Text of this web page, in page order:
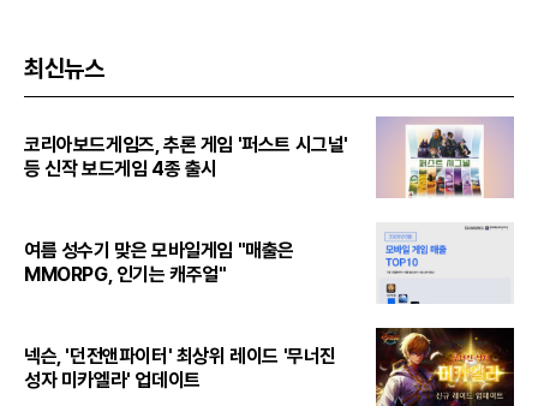
최신뉴스
코리아보드게임즈, 추론 게임 '퍼스트 시그널'
등 신작 보드게임 4종 출시
여름 성수기 맞은 모바일게임 "매출은
MMORPG, 인기는 캐주얼"
넥슨, '던전앤파이터' 최상위 레이드 '무너진
성자 미카엘라' 업데이트